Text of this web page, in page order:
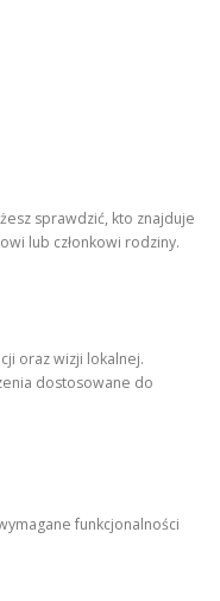
sprawdzić, kto znajduje
lub członkowi rodziny.
oraz wizji lokalnej.
dostosowane do
funkcjonalności